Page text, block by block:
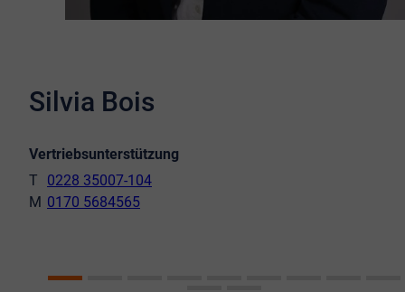
Silvia Bois
Vertriebsunterstützung
0228 35007-104
0170 5684565